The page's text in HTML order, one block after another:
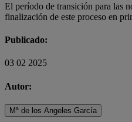
El período de transición para las
finalización de este proceso en
Publicado:
03 02 2025
Autor:
Mª de los Angeles García